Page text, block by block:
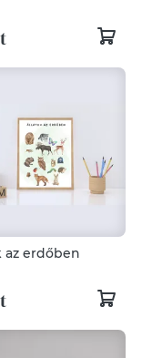
az erdőben